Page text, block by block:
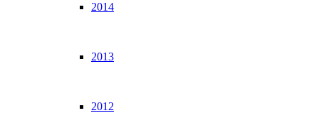
2014
2013
2012